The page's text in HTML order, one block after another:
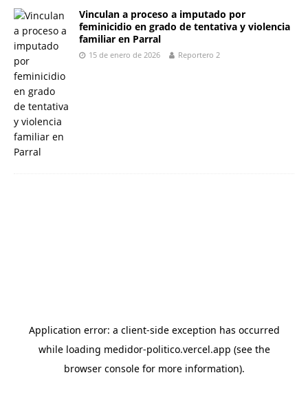
Vinculan a proceso a imputado por
feminicidio en grado de tentativa y violencia
familiar en Parral
15 de enero de 2026 Reportero 2